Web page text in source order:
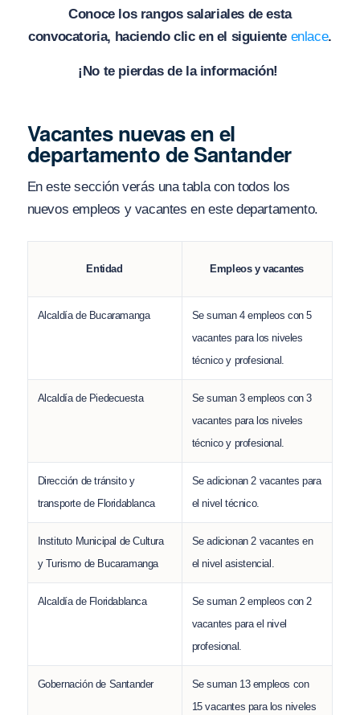
Conoce los rangos salariales de esta
convocatoria, haciendo clic en el siguiente enlace.
¡No te pierdas de la información!
Vacantes nuevas en el
departamento de Santander
En este sección verás una tabla con todos los
nuevos empleos y vacantes en este departamento.
Entidad Empleos y vacantes
Alcaldía de Bucaramanga
Se suman 4 empleos con 5
vacantes para los niveles
técnico y profesional.
Alcaldía de Piedecuesta
Se suman 3 empleos con 3
vacantes para los niveles
técnico y profesional.
Dirección de tránsito y
transporte de Floridablanca
Se adicionan 2 vacantes para
el nivel técnico.
Instituto Municipal de Cultura
y Turismo de Bucaramanga
Se adicionan 2 vacantes en
el nivel asistencial.
Alcaldía de Floridablanca
Se suman 2 empleos con 2
vacantes para el nivel
profesional.
Gobernación de Santander
Se suman 13 empleos con
15 vacantes para los niveles